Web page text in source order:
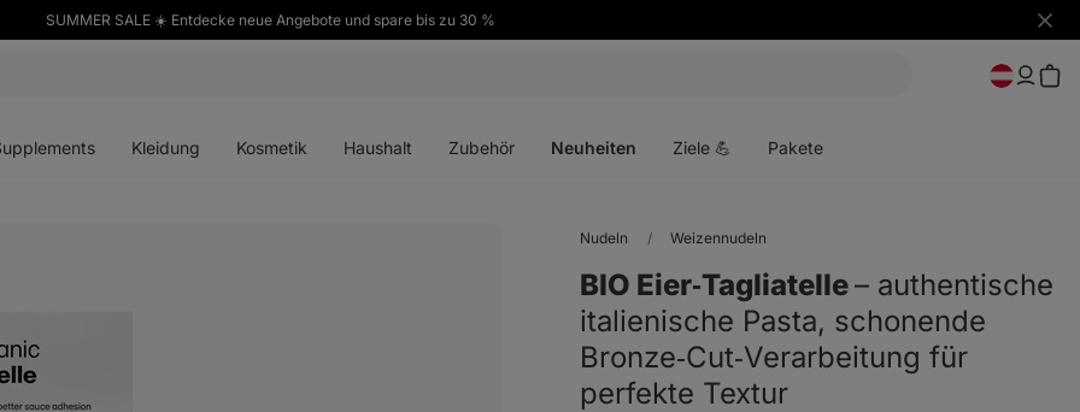
SUMMER SALE ☀️ Entdecke neue Angebote und spare bis zu 30 %
Kleidung Kosmetik Haushalt Zubehör Neuheiten Ziele 💪 Pakete
Nudeln Weizennudeln
BIO Eier‑Tagliatelle⁠–⁠ authentische
italienische Pasta, schonende
Bronze‑Cut‑Verarbeitung für
perfekte Textur